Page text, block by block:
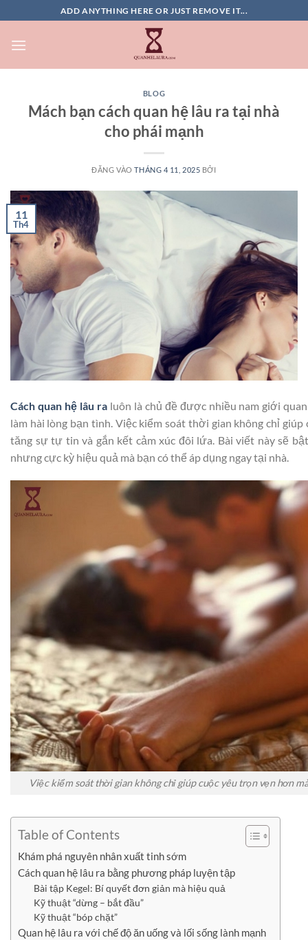
qua
nội
ADD ANYTHING HERE OR JUST REMOVE IT...
BLOG
Mách bạn cách quan hệ lâu ra tại nhà
cho phái mạnh
ĐĂNG VÀOTHÁNG 4 11, 2025 BỞI
11
Th4
Cách quan hệ lâu raluôn là chủ đề được nhiều nam giới
làm hài lòng bạn tình. Việc kiểm soát thời gian không chỉ
tăng sự tự tin và gắn kết cảm xúc đôi lứa. Bài viết này sẽ
nhưng cực kỳ hiệu quả mà bạn có thể áp dụng ngay tại nhà.
Việc kiểm soát thời gian không chỉ giúp cuộc yêu trọn vẹn hơn
Table of Contents
Khám phá nguyên nhân xuất tinh sớm
Cách quan hệ lâu ra bằng phương pháp luyện tập
Bài tập Kegel: Bí quyết đơn giản mà hiệu quả
Kỹ thuật “dừng – bắt đầu”
Kỹ thuật “bóp chặt”
Quan hệ lâu ra với chế độ ăn uống và lối sống lành mạnh